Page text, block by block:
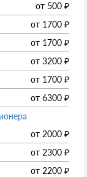
от 500 ₽
от 1700 ₽
от 1700 ₽
от 3200 ₽
от 1700 ₽
от 6300 ₽
от 2000 ₽
от 2300 ₽
от 2200 ₽